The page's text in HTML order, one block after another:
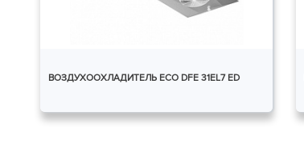
ВОЗДУХООХЛАДИТЕЛЬ ECO DFE 31EL7 ED